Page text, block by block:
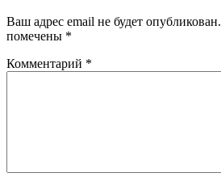
Ваш адрес email не будет опубликован.
помечены *
Комментарий *